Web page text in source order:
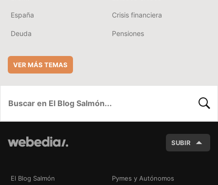
España Crisis financiera
Deuda Pensiones
VER MÁS TEMAS
SUBIR
El Blog Salmón Pymes y Autónomos